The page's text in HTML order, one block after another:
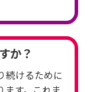
か？
続けるために